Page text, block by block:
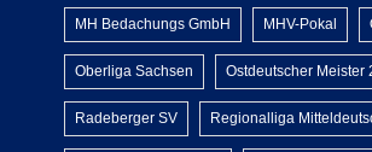
MH Bedachungs GmbH MHV-Pokal
Oberliga Sachsen Ostdeutscher Meister
Radeberger SV Regionalliga